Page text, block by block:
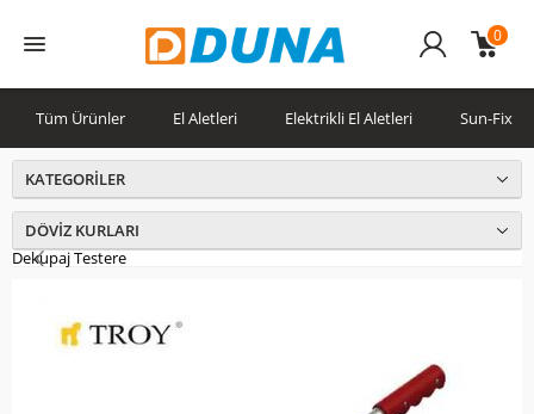
0
Tüm Ürünler El Aletleri Elektrikli El Aletleri Sun-Fix
KATEGORILER
DÖVIZ KURLARI
Dekupaj Testere